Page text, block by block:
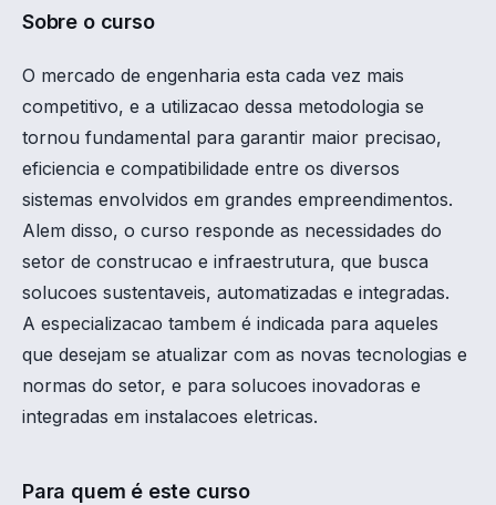
Sobre o curso
O mercado de engenharia esta cada vez mais
competitivo, e a utilizacao dessa metodologia se
tornou fundamental para garantir maior precisao,
eficiencia e compatibilidade entre os diversos
sistemas envolvidos em grandes empreendimentos.
Alem disso, o curso responde as necessidades do
setor de construcao e infraestrutura, que busca
solucoes sustentaveis, automatizadas e integradas.
A especializacao tambem é indicada para aqueles
que desejam se atualizar com as novas tecnologias e
normas do setor, e para solucoes inovadoras e
integradas em instalacoes eletricas.
Para quem é este curso